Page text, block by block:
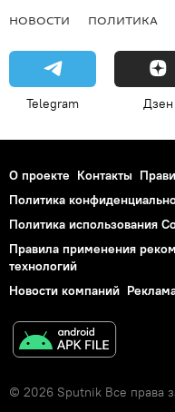
НОВОСТИ ПОЛИТИКА
Telegram Дзен
О проекте Контакты
Политика
Политика использования
Правила применения
технологий
Новости компаний
© 2026 Sputnik Все права